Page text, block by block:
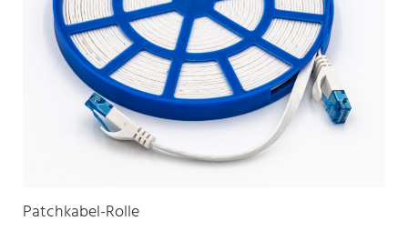
Patchkabel-Rolle